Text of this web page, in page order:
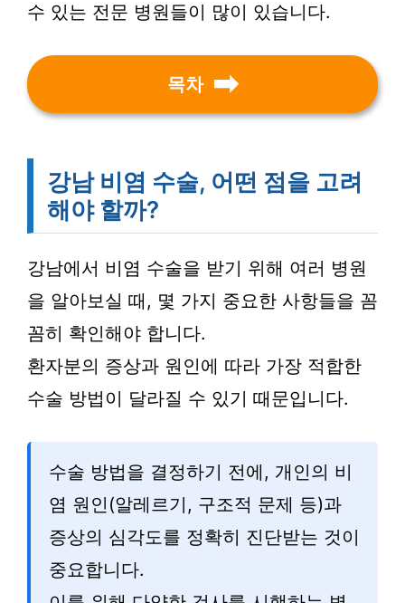
수 있는 전문 병원들이 많이 있습니다.
목차
강남 비염 수술, 어떤 점을 고려
해야 할까?
강남에서 비염 수술을 받기 위해 여러 병원
을 알아보실 때, 몇 가지 중요한 사항들을 꼼
꼼히 확인해야 합니다.
환자분의 증상과 원인에 따라 가장 적합한
수술 방법이 달라질 수 있기 때문입니다.
수술 방법을 결정하기 전에, 개인의 비
염 원인(알레르기, 구조적 문제 등)과
증상의 심각도를 정확히 진단받는 것이
중요합니다.